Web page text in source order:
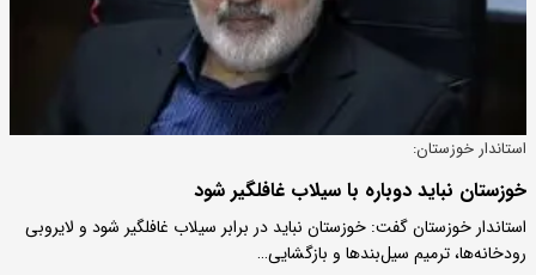
استاندار خوزستان:
خوزستان نباید دوباره با سیلاب غافلگیر شود
استاندار خوزستان گفت: خوزستان نباید در برابر سیلاب غافلگیر شود و لایروبی
رودخانه‌ها، ترمیم سیل‌بندها و بازگشایی…